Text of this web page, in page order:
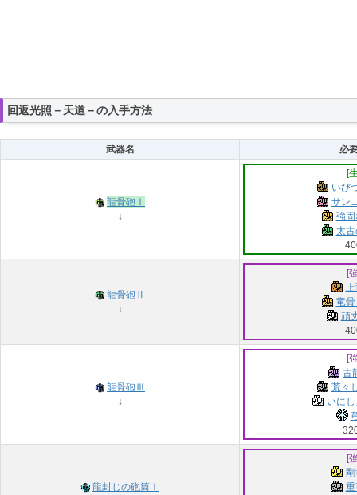
回返光照－天道－の入手方法
武器名 必
龍骨砲Ⅰ
↓
[
いび
サン
強
太
龍骨砲Ⅱ
↓
[
上
竜
頑
龍骨砲Ⅲ
↓
[
古
荒々
いに
龍封じの砲筒Ⅰ
[
重